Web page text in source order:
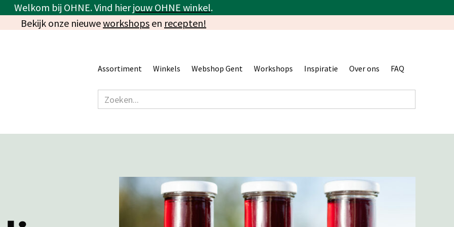
Welkom bij OHNE. Vind hierjouw OHNE winkel.
Bekijk onze nieuweworkshops en recepten!
Assortiment Winkels Webshop Gent Workshops Inspiratie Over ons FAQ